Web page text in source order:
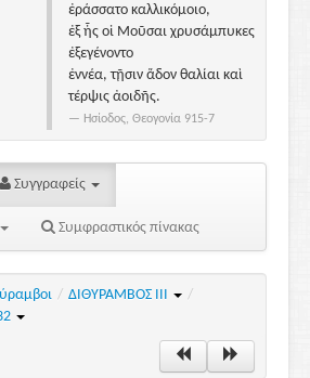
ἐράσσατο καλλικόμοιο,
ἐξ ἧς οἱ Μοῦσαι χρυσάμπυκες
ἐξεγένοντο
ἐννέα, τῇσιν ἅδον θαλίαι καὶ
τέρψις ἀοιδῆς.
Ησίοδος, Θεογονία 915-7
Συγγραφείς
Συμφραστικός πίνακας
/ ΔΙΘΥΡΑΜΒΟΣ IΙI
/